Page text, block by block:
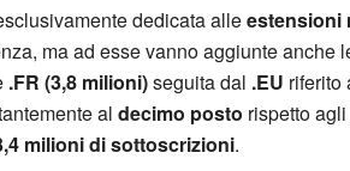
dedicata alleestensioni
ma ad esse vanno aggiunte anche
.FR (3,8 milioni)seguita dal .EU riferito
al decimo posto rispetto
milioni di sottoscrizioni.